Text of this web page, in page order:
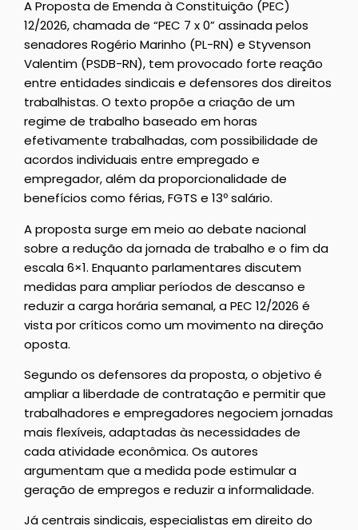
A Proposta de Emenda à Constituição (PEC)
12/2026, chamada de “PEC 7 x 0” assinada pelos
senadores Rogério Marinho (PL-RN) e Styvenson
Valentim (PSDB-RN), tem provocado forte reação
entre entidades sindicais e defensores dos direitos
trabalhistas. O texto propõe a criação de um
regime de trabalho baseado em horas
efetivamente trabalhadas, com possibilidade de
acordos individuais entre empregado e
empregador, além da proporcionalidade de
benefícios como férias, FGTS e 13º salário.
A proposta surge em meio ao debate nacional
sobre a redução da jornada de trabalho e o fim da
escala 6×1. Enquanto parlamentares discutem
medidas para ampliar períodos de descanso e
reduzir a carga horária semanal, a PEC 12/2026 é
vista por críticos como um movimento na direção
oposta.
Segundo os defensores da proposta, o objetivo é
ampliar a liberdade de contratação e permitir que
trabalhadores e empregadores negociem jornadas
mais flexíveis, adaptadas às necessidades de
cada atividade econômica. Os autores
argumentam que a medida pode estimular a
geração de empregos e reduzir a informalidade.
Já centrais sindicais, especialistas em direito do